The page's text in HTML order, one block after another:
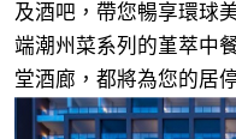
及酒吧，帶您暢享環球
端潮州菜系列的堇萃中
堂酒廊，都將為您的居